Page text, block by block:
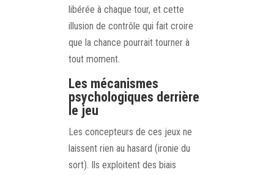
libérée à chaque tour, et cette
illusion de contrôle qui fait croire
que la chance pourrait tourner à
tout moment.
Les mécanismes
psychologiques derrière
le jeu
Les concepteurs de ces jeux ne
laissent rien au hasard (ironie du
sort). Ils exploitent des biais